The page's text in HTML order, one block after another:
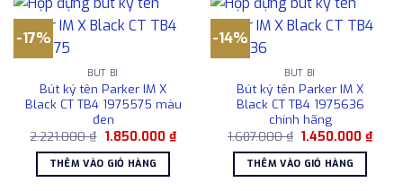
-17%
BÚT BI
Bút ký tên Parker IM X
Black CT TB4 1975575 màu
đen
2.221.000₫ Giá
là:
2.221.000 ₫.
1.850.000 ₫Giá
hiện
1.850.000 ₫.
THÊM VÀO GIỎ HÀNG
-14%
BÚT BI
Bút ký tên Parker IM X
Black CT TB4 1975636
chính hãng
1.687.000₫ Giá
là:
1.687.000 ₫.
1.450.000₫Giá
hiện
THÊM VÀO GIỎ HÀNG